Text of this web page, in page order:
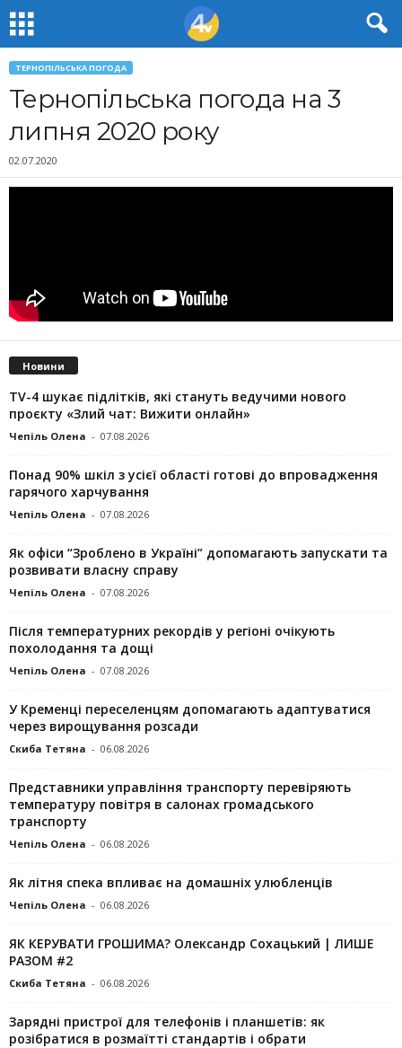
ТЕРНОПІЛЬСЬКА ПОГОДА
Тернопільська погода на 3
липня 2020 року
02.07.2020
Новини
TV-4 шукає підлітків, які стануть ведучими нового
проєкту «Злий чат: Вижити онлайн»
Чепіль Олена - 07.08.2026
Понад 90% шкіл з усієї області готові до впровадження
гарячого харчування
Чепіль Олена - 07.08.2026
Як офіси “Зроблено в Україні” допомагають запускaти та
розвивати власну справу
Чепіль Олена - 07.08.2026
Після температурних рекордів у регіоні очікують
похолодання та дощі
Чепіль Олена - 07.08.2026
У Кременці переселенцям допомагають адаптуватися
через вирощування розсади
Скиба Тетяна - 06.08.2026
Представники управління транспорту перевіряють
температуру повітря в салонах громадського
транспорту
Чепіль Олена - 06.08.2026
Як літня спека впливає на домашніх улюбленців
Чепіль Олена - 06.08.2026
ЯК КЕРУВАТИ ГРОШИМА? Олександр Сохацький | ЛИШЕ
РАЗОМ #2
Скиба Тетяна - 06.08.2026
Зарядні пристрої для телефонів і планшетів: як
розібратися в розмаїтті стандартів і обрати